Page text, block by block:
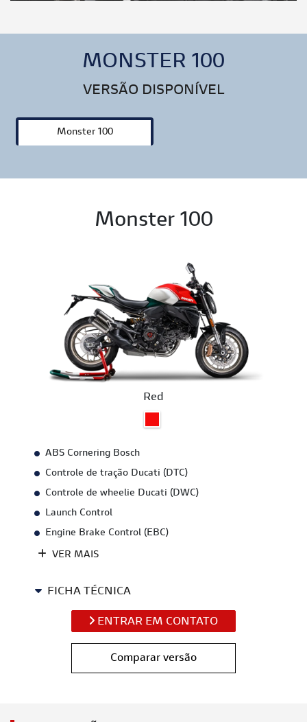
MONSTER 100
VERSÃO DISPONÍVEL
Monster 100
Monster 100
Red
ABS Cornering Bosch
Controle de tração Ducati (DTC)
Controle de wheelie Ducati (DWC)
Launch Control
Engine Brake Control (EBC)
VER MAIS
FICHA TÉCNICA
ENTRAR EM CONTATO
Comparar versão